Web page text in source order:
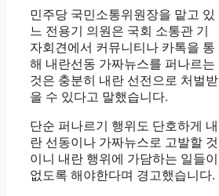
민주당 국민소통위원장을 맡고 있
느 전용기 의원은 국회 소통관 기
자회견에서 커뮤니티나 카톡을 통
해 내란선동 가짜뉴스를 퍼나르는
것은 충분히 내란 선전으로 처벌받
을 수 있다고 말했습니다.
단순 퍼나르기 행위도 단호하게 내
란 선동이나 가짜뉴스로 고발할 것
이니 내란 행위에 가담하는 일들이
없도록 해야한다며 경고했습니다.